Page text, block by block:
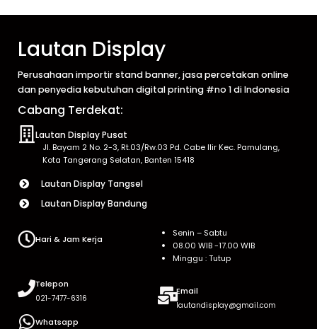
Lautan Display
Perusahaan importir stand banner, jasa percetakan online
dan penyedia kebutuhan digital printing #no 1 di Indonesia
Cabang Terdekat:
Lautan Display Pusat
Jl. Bayam 2 No. 2-3, Rt.03/Rw.03 Pd. Cabe Ilir Kec. Pamulang,
Kota Tangerang Selatan, Banten 15418
Lautan Display Tangsel
Lautan Display Bandung
Hari & Jam Kerja
Senin – Sabtu
08.00 WIB -17.00 WIB
Minggu : Tutup
Telepon
021-7477-6316
Email
lautandisplay@gmail.com
Whatsapp